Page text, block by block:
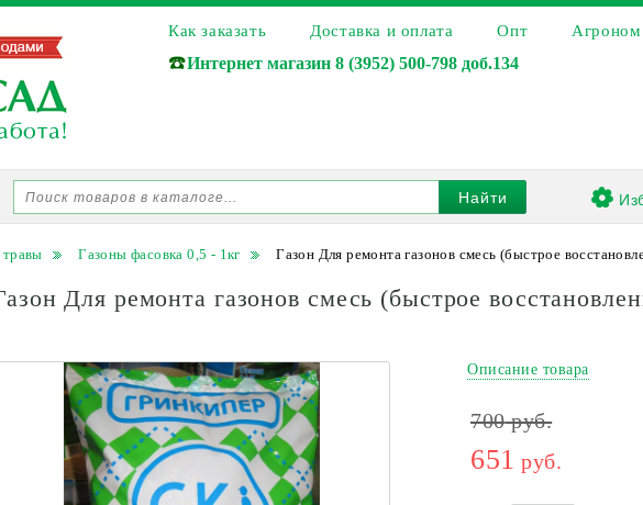
Как заказать Доставка и оплата Опт Агроном
☎️Интернет магазин 8 (3952) 500-798 доб.134
Найти
Газоны фасовка 0,5 - 1кг Газон Для ремонта газонов смесь (быстрое
Для ремонта газонов смесь (быстрое
Описание товара
700руб.
651 руб.